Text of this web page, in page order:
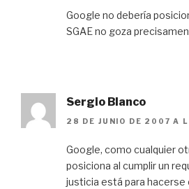
Google no debería
SGAE no goza
Sergio Blanco
28 DE JUNIO DE 2007 A
Google, como cualquier
posiciona al cumplir un
justicia está para hacerse